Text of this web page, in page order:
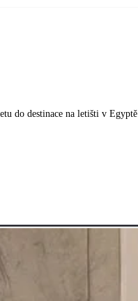
do destinace na letišti v